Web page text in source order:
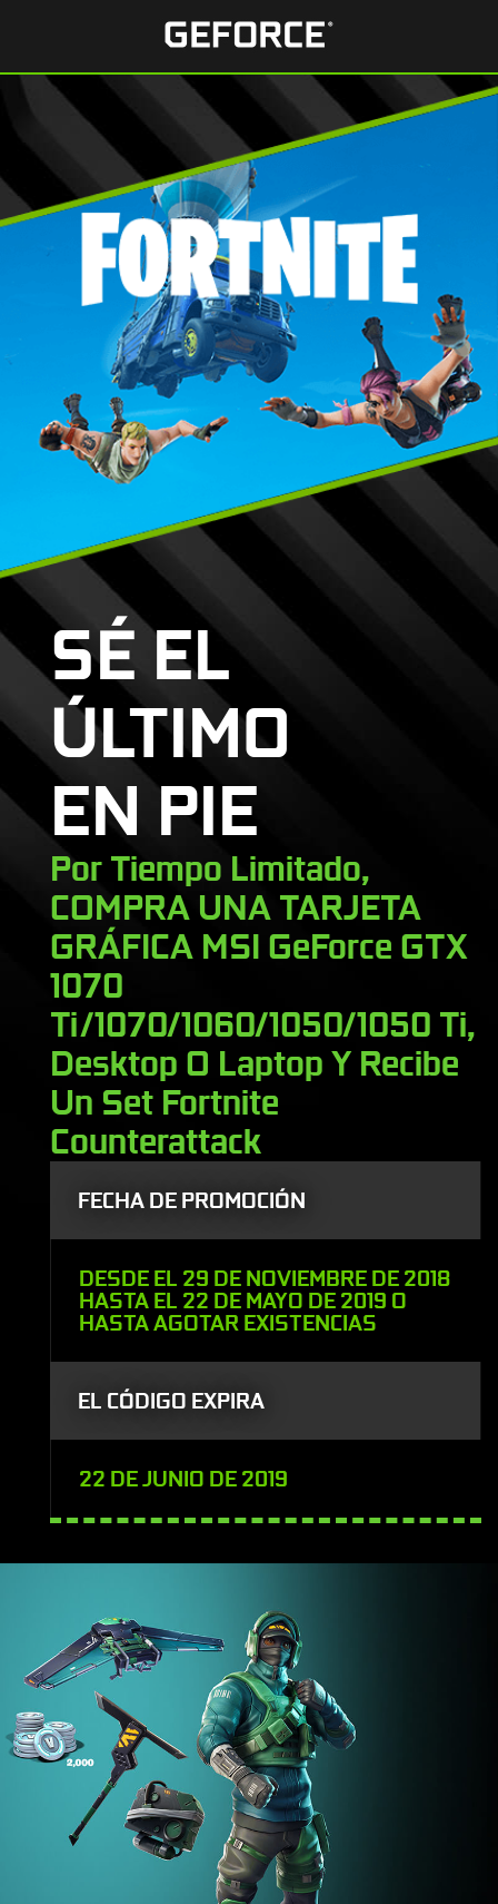
SÉ EL
ÚLTIMO
EN PIE
Por Tiempo Limitado,
COMPRA UNA TARJETA
GRÁFICA MSI GeForce GTX
1070
Ti/1070/1060/1050/1050 Ti,
Desktop O Laptop Y Recibe
Un Set Fortnite
Counterattack
FECHA DE PROMOCIÓN
DESDE EL 29 DE NOVIEMBRE DE 2018
HASTA EL 22 DE MAYO DE 2019 O
HASTA AGOTAR EXISTENCIAS
EL CÓDIGO EXPIRA
22 DE JUNIO DE 2019